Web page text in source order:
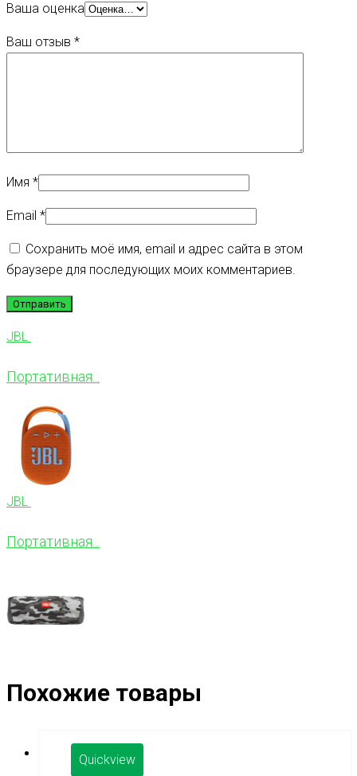
Ваша оценка
Ваш отзыв *
Имя *
Email *
Сохранить моё имя, email и адрес сайта в этом
браузере для последующих моих комментариев.
JBL
Портативная...
JBL
Портативная...
Похожие товары
Quickview